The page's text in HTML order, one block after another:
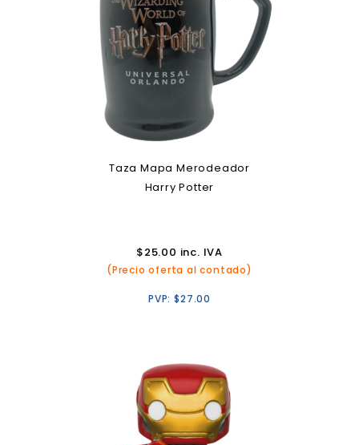
Taza Mapa Merodeador
Harry Potter
$25.00 inc. IVA
(Precio oferta al contado)
PVP:$27.00